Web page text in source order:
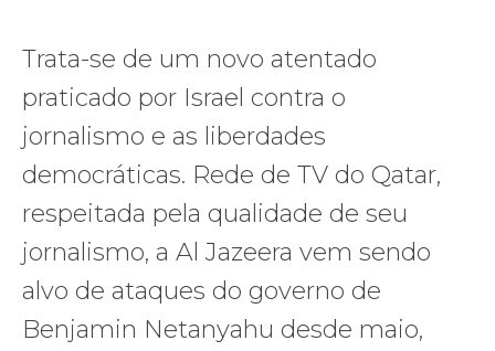
Trata-se de um novo atentado
praticado por Israel contra o
jornalismo e as liberdades
democráticas. Rede de TV do Qatar,
respeitada pela qualidade de seu
jornalismo, a Al Jazeera vem sendo
alvo de ataques do governo de
Benjamin Netanyahu desde maio,